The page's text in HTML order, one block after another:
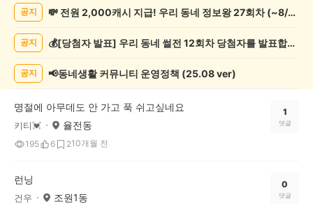
목/
목
공지 💸 전원 2,000캐시 지급! 우리 동네 정보왕 27회차 (~8/10)
공지 💰[당첨자 발표] 우리 동네 썰전 12회차 당첨자를 발표합니다!
공지 📢동네생활 커뮤니티 운영정책 (25.08 ver)
명절에 아무데도 안 가고 푹 쉬고싶네요
키티💓 율전동
195 6 210개월 전
1
댓글
런닝
건우 조원1동
0
댓글